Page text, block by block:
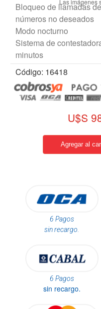
Bloqueo de llamadas
números no deseados
Modo nocturno
Sistema de
minutos
Código: 16418
U$S
6 Pagos
sin recargo.
6 Pagos
sin recargo.